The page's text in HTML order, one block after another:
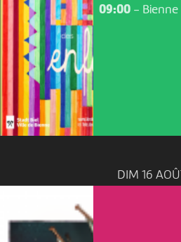
09:00- Bienne
DIM 16 AOÛT